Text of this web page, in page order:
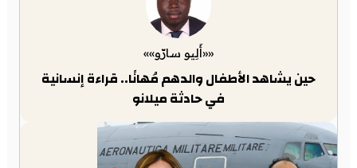
««أَلِيو سارّو»»
حين يشاهد الأطفال والدهم مُهانًا.. قراءة إنسانية
في حادثة ميلانو